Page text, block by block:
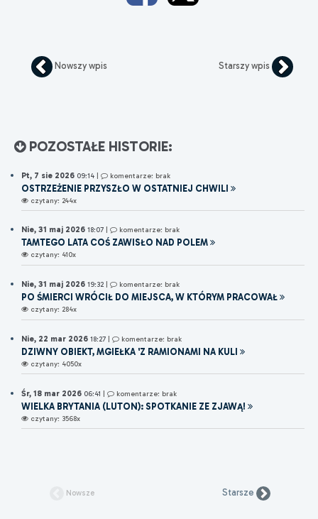
Nowszy wpis Starszy wpis
POZOSTAŁE HISTORIE:
Pt, 7 sie 2026 09:14 | komentarze: brak
OSTRZEŻENIE PRZYSZŁO W OSTATNIEJ CHWILI
czytany: 244x
Nie, 31 maj 2026 18:07 komentarze: brak
TAMTEGO LATA COŚ ZAWISŁO NAD POLEM
czytany: 410x
Nie, 31 maj 2026 19:32 komentarze: brak
PO ŚMIERCI WRÓCIŁ DO MIEJSCA, W KTÓRYM PRACOWAŁ
czytany: 284x
Nie, 22 mar 2026 18:27 | komentarze: brak
DZIWNY OBIEKT, MGIEŁKA 'Z RAMIONAMI NA KULI
czytany: 4050x
Śr, 18 mar 2026 06:41 | komentarze: brak
WIELKA BRYTANIA (LUTON): SPOTKANIE ZE ZJAWĄ!
czytany: 3568x
Nowsze Starsze